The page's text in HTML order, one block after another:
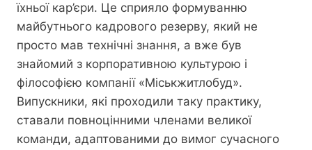
їхньої кар’єри. Це сприяло формуванню
майбутнього кадрового резерву, який не
просто мав технічні знання, а вже був
знайомий з корпоративною культурою і
філософією компанії «Міськжитлобуд».
Випускники, які проходили таку практику,
ставали повноцінними членами великої
команди, адаптованими до вимог сучасного